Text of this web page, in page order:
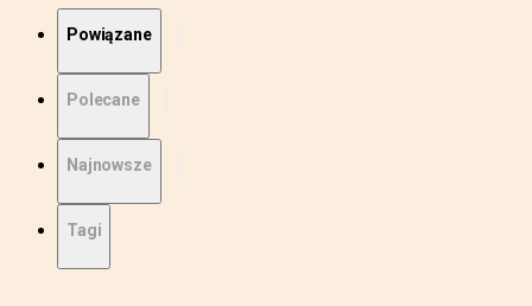
Powiązane
Polecane
Najnowsze
Tagi